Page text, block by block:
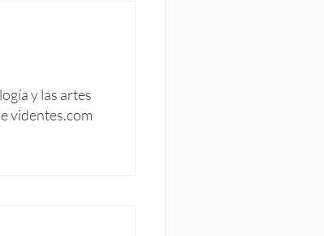
y las artes
videntes.com